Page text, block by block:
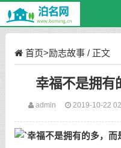
首页>励志故事/ 正文
幸福不是拥有
admin 2019-10-22